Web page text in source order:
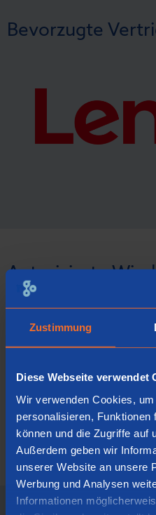
Zustimmung
Diese Webseite verwendet
Wir verwenden Cookies,
personalisieren,
können und die Zugriffe auf
Außerdem geben wir
unserer Website an unsere
Werbung und Analysen
Informationen
Bevorzugte
Autorisierte